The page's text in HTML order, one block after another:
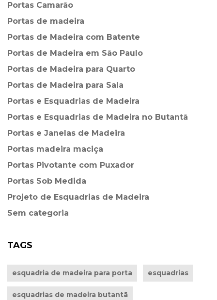
Portas Camarão
Portas de madeira
Portas de Madeira com Batente
Portas de Madeira em São Paulo
Portas de Madeira para Quarto
Portas de Madeira para Sala
Portas e Esquadrias de Madeira
Portas e Esquadrias de Madeira no Butantã
Portas e Janelas de Madeira
Portas madeira maciça
Portas Pivotante com Puxador
Portas Sob Medida
Projeto de Esquadrias de Madeira
Sem categoria
TAGS
esquadria de madeira para porta esquadrias
esquadrias de madeira butantã